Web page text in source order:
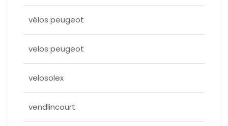
vélos peugeot
velos peugeot
velosolex
vendlincourt